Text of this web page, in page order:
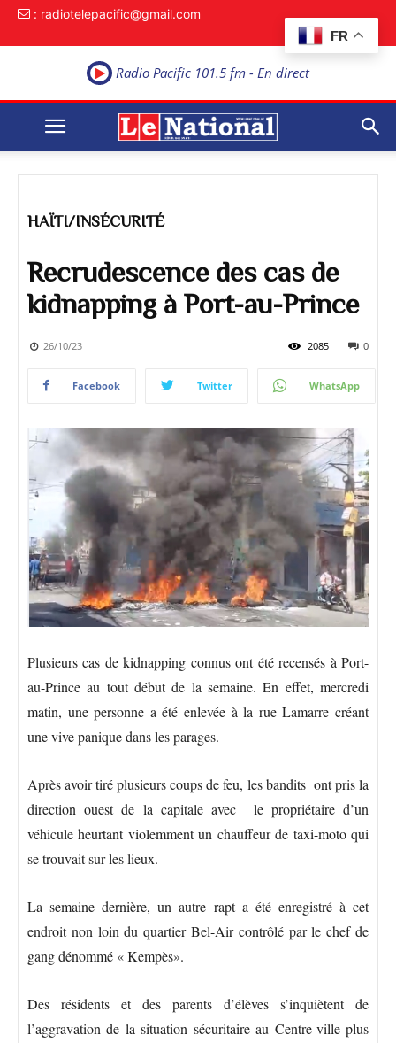
FR
: radiotelepacific@gmail.com
Radio Pacific 101.5 fm - En direct
HAÏTI/INSÉCURITÉ
Recrudescence des cas de
kidnapping à Port-au-Prince
26/10/23 0
2085
Facebook Twitter WhatsApp
Plusieurs cas de kidnapping connus ont été recensés à Port-
au-Prince au tout début de la semaine. En effet, mercredi
matin, une personne a été enlevée à la rue Lamarre créant
une vive panique dans les parages.
Après avoir tiré plusieurs coups de feu, les bandits ont pris la
direction ouest de la capitale avec le propriétaire d’un
véhicule heurtant violemment un chauffeur de taxi-moto qui
se trouvait sur les lieux.
La semaine dernière, un autre rapt a été enregistré à cet
endroit non loin du quartier Bel-Air contrôlé par le chef de
gang dénommé « Kempès».
Des résidents et des parents d’élèves s’inquiètent de
l’aggravation de la situation sécuritaire au Centre-ville plus